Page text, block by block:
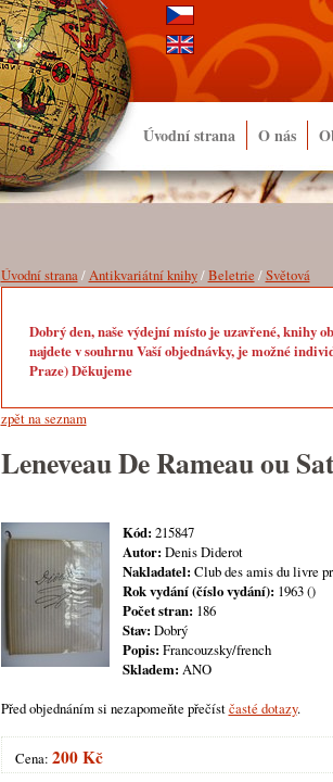
Úvodní strana O nás
Úvodní strana/Antikvariátní knihy/Beletrie /Světová
Dobrý den, naše výdejní místo je uzavřené, knihy
najdete v souhrnu Vaší objednávky, je možné
Praze) Děkujeme
zpět na seznam
Leneveau De Rameau ou
Kód: 215847
Autor: Denis Diderot
Nakladatel: Club des amis du livre
Rok vydání (číslo vydání): 1963 ()
Počet stran: 186
Stav: Dobrý
Popis: Francouzsky/french
Skladem: ANO
Před objednáním si nezapomeňte přečístčasté dotazy.
Cena:200 Kč